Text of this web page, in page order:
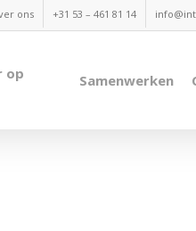
ons +31 53 – 461 81 14
op Samenwerken